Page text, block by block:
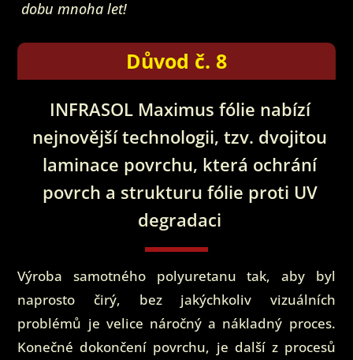
dobu mnoha let!
Důvod č. 8
INFRASOL Maximus fólie nabízí
nejnovější technologii, tzv. dvojitou
laminace povrchu, která ochrání
povrch a strukturu fólie proti UV
degradaci
Výroba samotného polyuretanu tak, aby byl
naprosto čirý, bez jakýchkoliv vizuálních
problémů je velice náročný a nákladný proces.
Konečné dokončení povrchu, je další z procesů